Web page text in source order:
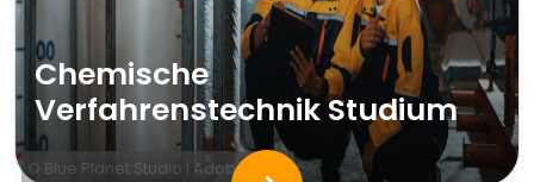
© Blue Planet Studio | AdobeStock
Chemische
Verfahrenstechnik Studium